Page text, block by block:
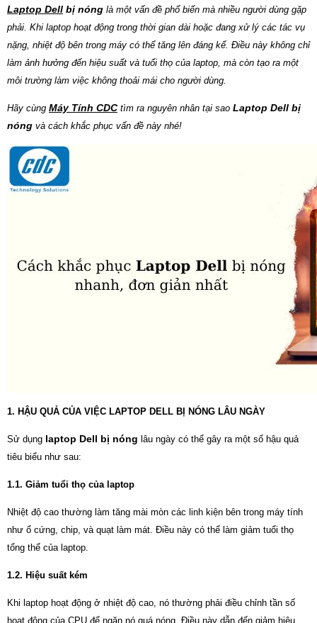
Laptop Dell bị nóng là một vấn đề phổ biến mà nhiều người dùng gặp
phải. Khi laptop hoạt động trong thời gian dài hoặc đang xử lý các tác vụ
nặng, nhiệt độ bên trong máy có thể tăng lên đáng kể. Điều này không chỉ
làm ảnh hưởng đến hiệu suất và tuổi thọ của laptop, mà còn tạo ra một
môi trường làm việc không thoải mái cho người dùng.
Hãy cùng Máy Tính CDCtìm ra nguyên nhân tại sao Laptop Dell bị
nóng và cách khắc phục vấn đề này nhé!
1. HẬU QUẢ CỦA VIỆC LAPTOP DELL BỊ NÓNG LÂU NGÀY
Sử dụng laptop Dell bị nóng lâu ngày có thể gây ra một số hậu quả
tiêu biểu như sau:
1.1. Giảm tuổi thọ của laptop
Nhiệt độ cao thường làm tăng mài mòn các linh kiện bên trong máy tính
như ổ cứng, chip, và quạt làm mát. Điều này có thể làm giảm tuổi thọ
tổng thể của laptop.
1.2. Hiệu suất kém
Khi laptop hoạt động ở nhiệt độ cao, nó thường phải điều chỉnh tần số
hoạt động của CPU để ngăn nó quá nóng. Điều này dẫn đến giảm hiệu